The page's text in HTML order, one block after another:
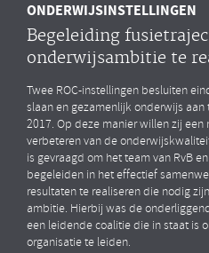
ONDERWIJSINSTELLINGEN
Begeleiding
onderwijsambitie te
Twee ROC-instellingen besluiten
slaan en gezamenlijk onderwijs
2017. Op deze manier willen zij
verbeteren van de
is gevraagd om het team van RvB
begeleiden in het effectief
resultaten te realiseren die nodig
ambitie. Hierbij was de
een leidende coalitie die in staat is
organisatie te leiden.